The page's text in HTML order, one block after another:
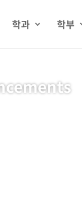
학과 학부